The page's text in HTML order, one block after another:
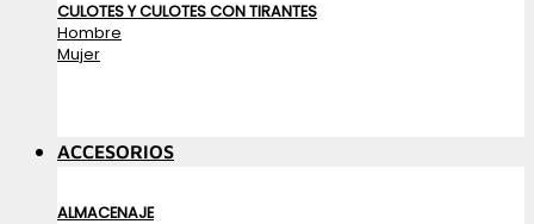
CULOTES Y CULOTES CON TIRANTES
Hombre
Mujer
ACCESORIOS
ALMACENAJE